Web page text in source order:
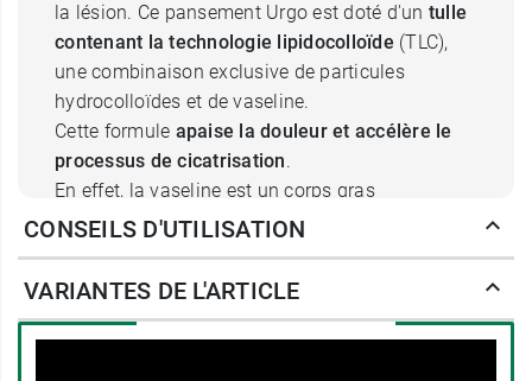
la lésion. Ce pansement Urgo est doté d'un tulle
contenant la technologie lipidocolloïde (TLC),
une combinaison exclusive de particules
hydrocolloïdes et de vaseline.
Cette formule apaise la douleur et accélère le
processus de cicatrisation.
En effet, la vaseline est un corps gras
extrêmement hydratant quifavorise la
formation de croûtes.
bactéries, ce pansementautorise la prise de
CONSEILS D'UTILISATION
VARIANTES DE L'ARTICLE